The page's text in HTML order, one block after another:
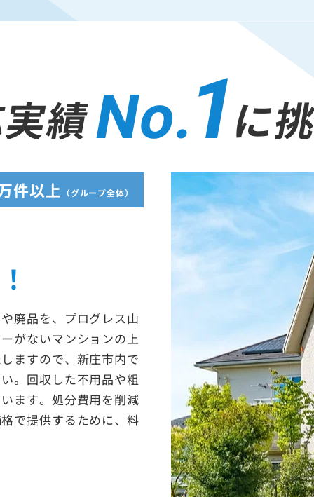
績No.1に
件以上 （グループ全体）
廃品を、プログレス山
がないマンションの上
ますので、新庄市内で
。回収した不用品や粗
ます。処分費用を削減
で提供するために、料